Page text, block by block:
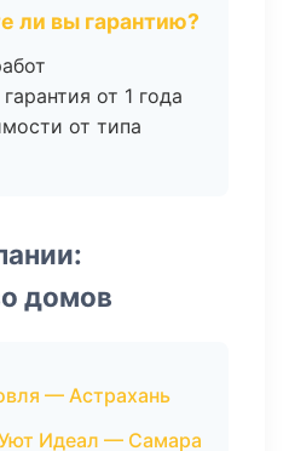
ли вы гарантию?
от 1 года
от типа
домов
— Астрахань
Идеал — Самара